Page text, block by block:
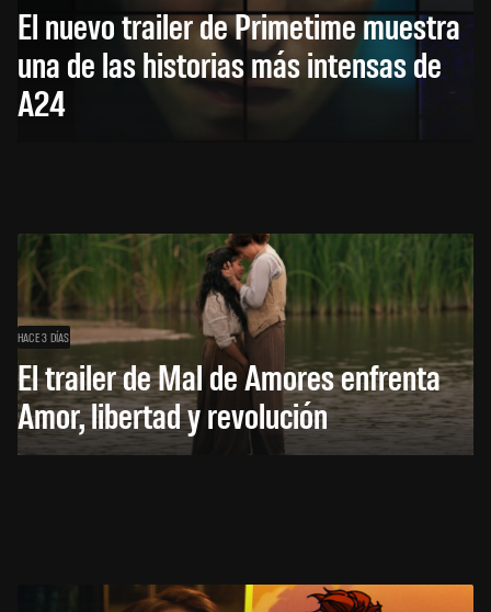
El nuevo trailer de Primetime muestra
una de las historias más intensas de
A24
HACE 3 DÍAS
El trailer de Mal de Amores enfrenta
Amor, libertad y revolución